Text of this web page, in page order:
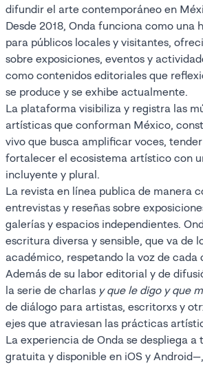
difundir el arte contemporáneo en
Desde 2018, Onda funciona como una
para públicos locales y visitantes,
sobre exposiciones, eventos y
como contenidos editoriales que
se produce y se exhibe actualmente.
La plataforma visibiliza y registra las
artísticas que conforman México,
vivo que busca amplificar voces,
fortalecer el ecosistema artístico con
incluyente y plural.
La revista en línea publica de manera
entrevistas y reseñas sobre
galerías y espacios independientes.
escritura diversa y sensible, que va de
académico, respetando la voz de cada
Además de su labor editorial y de
la serie de charlas y que le digo y que
de diálogo para artistas, escritorxs y
ejes que atraviesan las prácticas
La experiencia de Onda se despliega a
gratuita y disponible en iOS y